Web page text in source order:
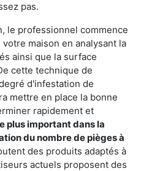
pas.
le professionnel commence
maison en analysant la
ainsi que la surface
cette technique de
d'infestation de
mettre en place la bonne
rapidement et
plus important dans la
du nombre de pièges à
des produits adaptés à
actuels proposent des